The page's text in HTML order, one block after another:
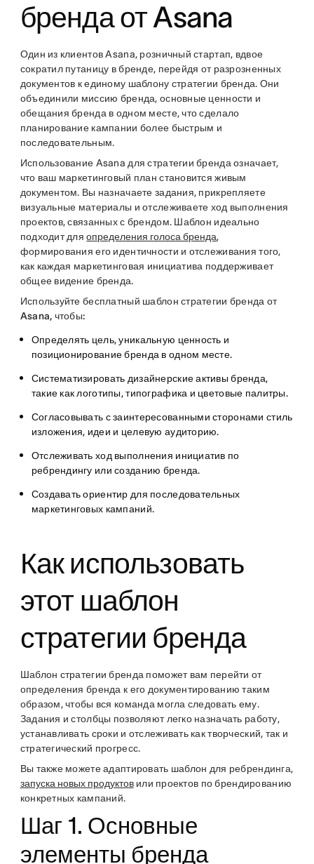
бренда от Asana
Один из клиентов Asana, розничный стартап, вдвое
сократил путаницу в бренде, перейдя от разрозненных
документов к единому шаблону стратегии бренда. Они
объединили миссию бренда, основные ценности и
обещания бренда в одном месте, что сделало
планирование кампании более быстрым и
последовательным.
Использование Asana для стратегии бренда означает,
что ваш маркетинговый план становится живым
документом. Вы назначаете задания, прикрепляете
визуальные материалы и отслеживаете ход выполнения
проектов, связанных с брендом. Шаблон идеально
подходит дляопределения голоса бренда,
формирования его идентичности и отслеживания того,
как каждая маркетинговая инициатива поддерживает
общее видение бренда.
Используйте бесплатный шаблон стратегии бренда от
Asana, чтобы:
Определять цель, уникальную ценность и
позиционирование бренда в одном месте.
Систематизировать дизайнерские активы бренда,
такие как логотипы, типографика и цветовые палитры.
Согласовывать с заинтересованными сторонами стиль
изложения, идеи и целевую аудиторию.
Отслеживать ход выполнения инициатив по
ребрендингу или созданию бренда.
Создавать ориентир для последовательных
маркетинговых кампаний.
Как использовать
этот шаблон
стратегии бренда
Шаблон стратегии бренда поможет вам перейти от
определения бренда к его документированию таким
образом, чтобы вся команда могла следовать ему.
Задания и столбцы позволяют легко назначать работу,
устанавливать сроки и отслеживать как творческий, так и
стратегический прогресс.
Вы также можете адаптировать шаблон для ребрендинга,
запуска новых продуктовили проектов по брендированию
конкретных кампаний.
Шаг 1. Основные
элементы бренда